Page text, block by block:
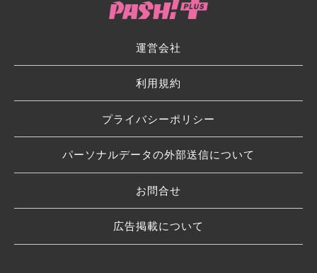
運営会社
利用規約
プライバシーポリシー
パーソナルデータの外部送信について
お問合せ
広告掲載について